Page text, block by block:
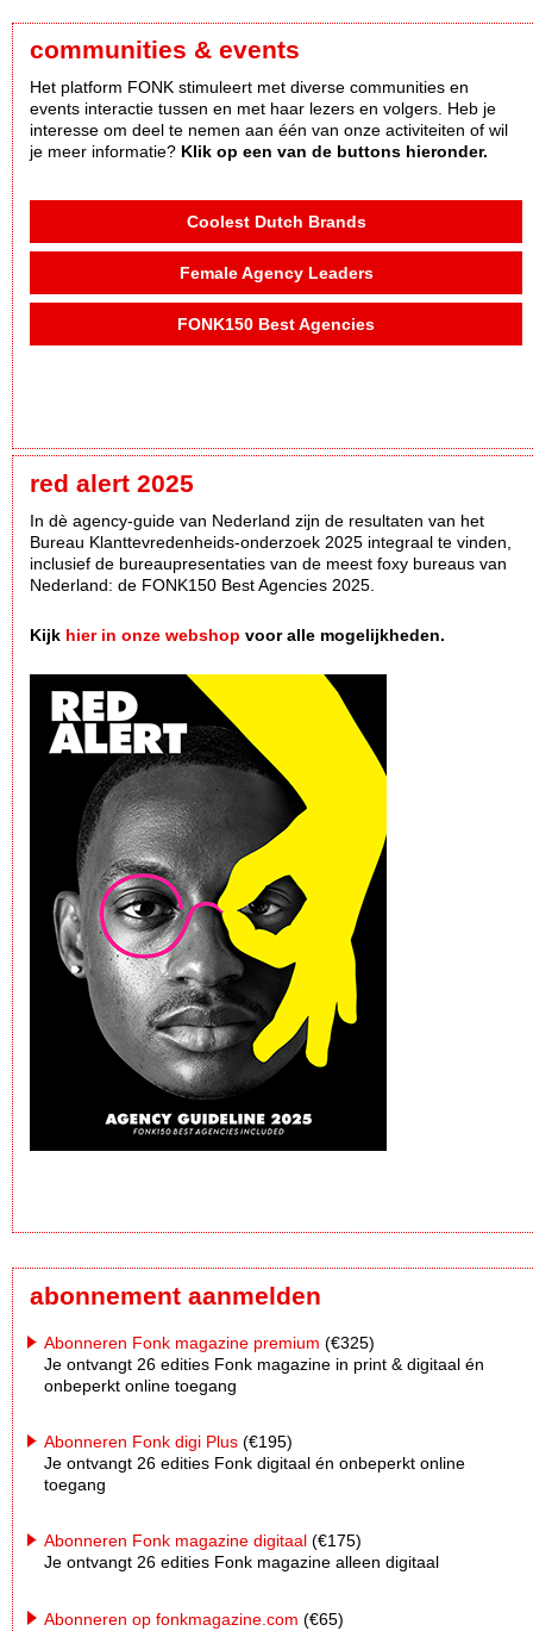
communities & events
Het platform FONK stimuleert met diverse communities en
events interactie tussen en met haar lezers en volgers. Heb je
interesse om deel te nemen aan één van onze activiteiten of wil
je meer informatie? Klik op een van de buttons hieronder.
Coolest Dutch Brands
Female Agency Leaders
FONK150 Best Agencies
red alert 2025
In dè agency-guide van Nederland zijn de resultaten van het
Bureau Klanttevredenheids-onderzoek 2025 integraal te vinden,
inclusief de bureaupresentaties van de meest foxy bureaus van
Nederland: de FONK150 Best Agencies 2025.
Kijk hier in onze webshop voor alle mogelijkheden.
abonnement aanmelden
Abonneren Fonk magazine premium (€325)
Je ontvangt 26 edities Fonk magazine in print & digitaal én
onbeperkt online toegang
Abonneren Fonk digi Plus (€195)
Je ontvangt 26 edities Fonk digitaal én onbeperkt online
toegang
Abonneren Fonk magazine digitaal (€175)
Je ontvangt 26 edities Fonk magazine alleen digitaal
Abonneren op fonkmagazine.com (€65)